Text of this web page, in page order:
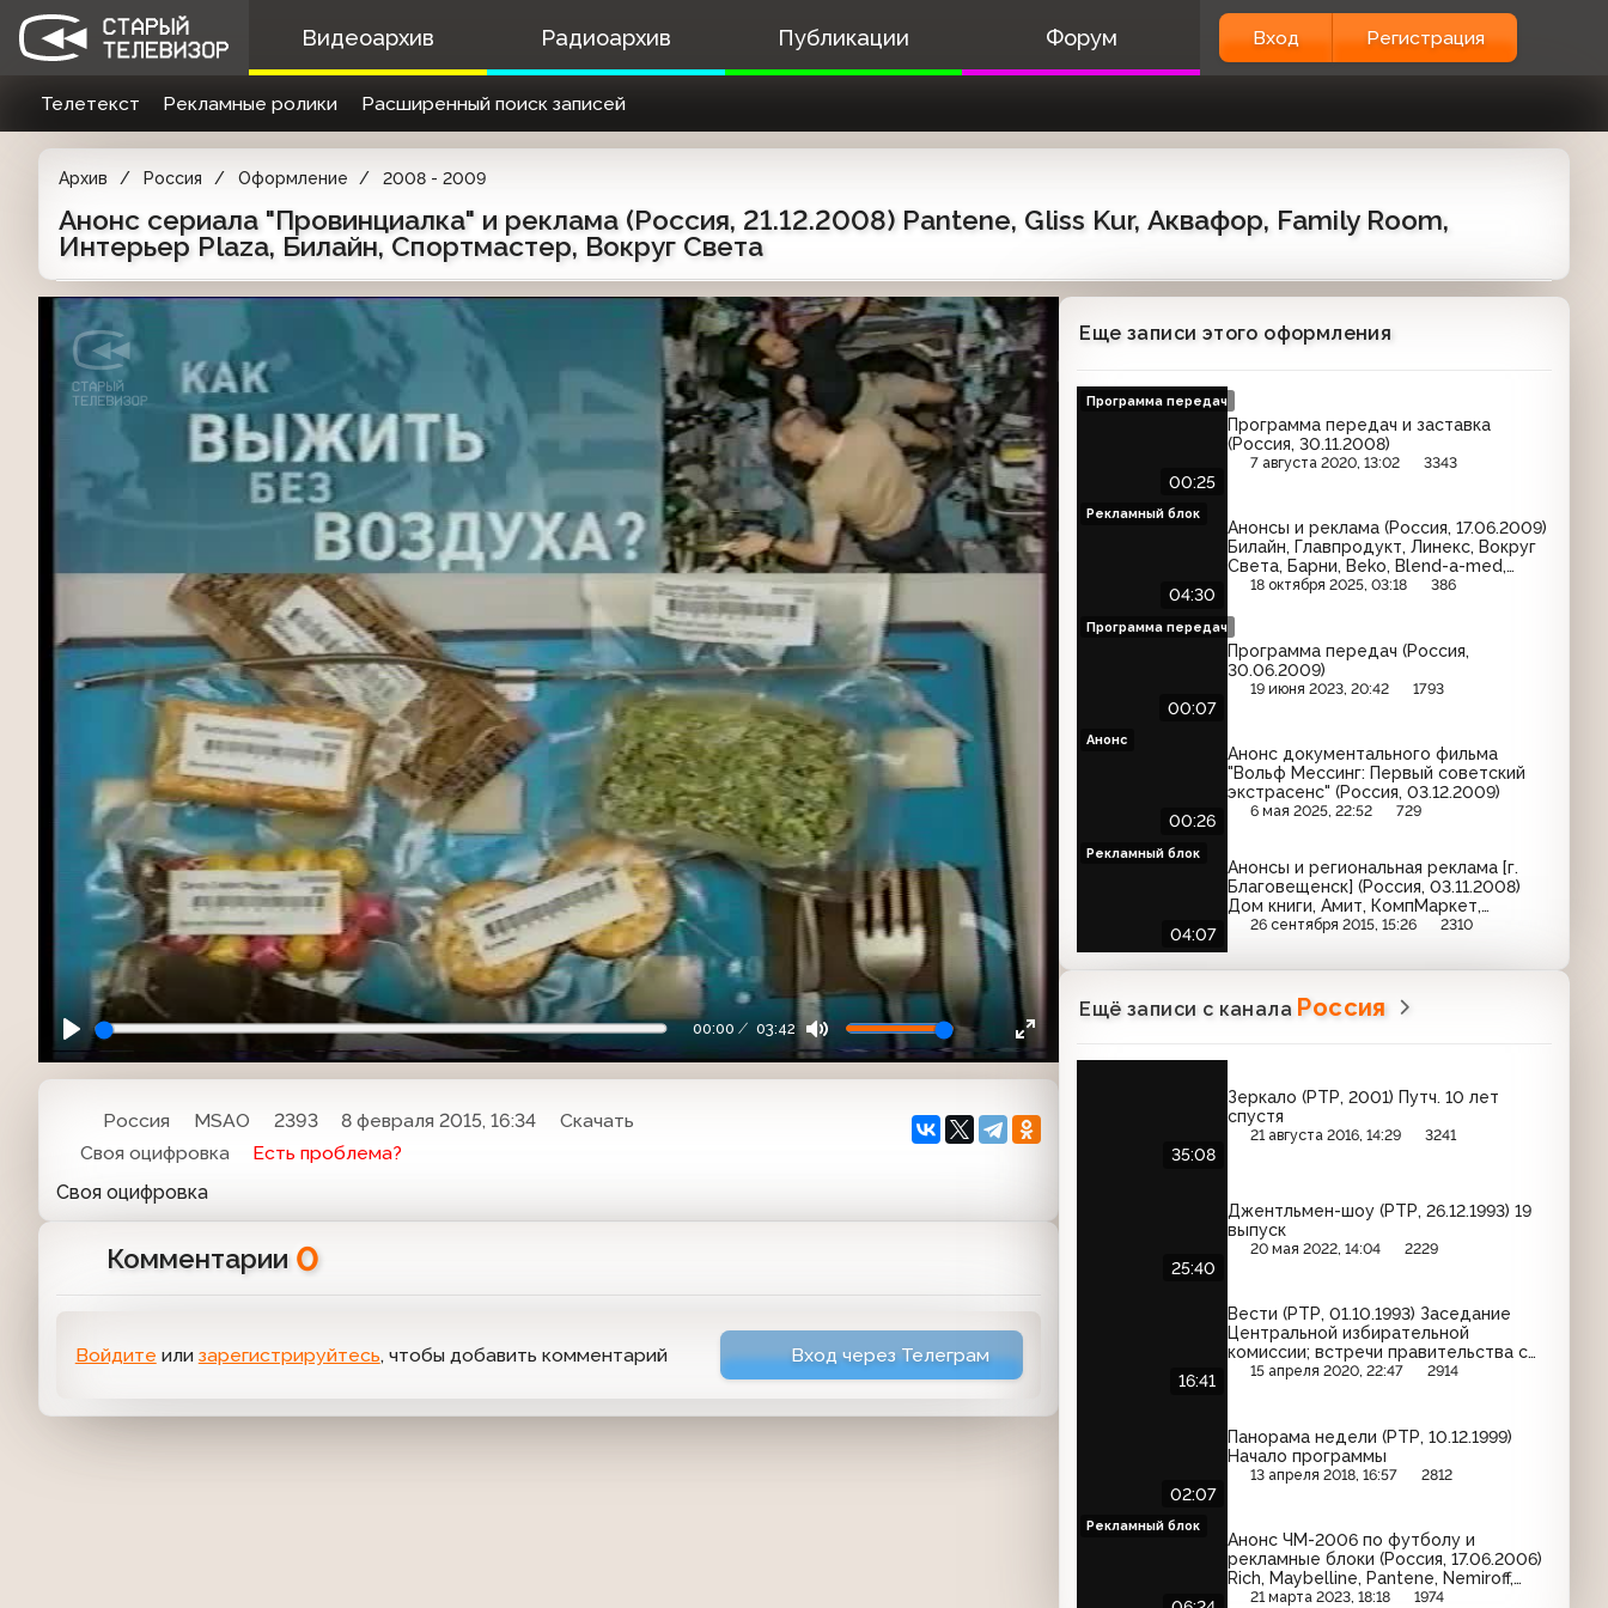
Видеоархив Радиоархив Публикации Форум Вход Регистрация
Телетекст Рекламные ролики Расширенный поиск записей
Архив Россия Оформление 2008 - 2009
Анонс сериала "Провинциалка" и реклама (Россия, 21.12.2008) Pantene, Gliss Kur, Аквафор, Family Room,
Интерьер Plaza, Билайн, Спортмастер, Вокруг Света
00:00 03:42
Россия MSAO 2393 8 февраля 2015, 16:34
Скачать
Своя оцифровка
Есть проблема?
Своя оцифровка
Комментарии 0
Войдите или зарегистрируйтесь, чтобы добавить комментарий Вход через Телеграм
Еще записи этого оформления
00:25
Программа передач и заставка
(Россия, 30.11.2008)
7 августа 2020, 13:02 3343
Программа передач
04:30
Анонсы и реклама (Россия, 17.06.2009)
Билайн, Главпродукт, Линекс, Вокруг
Света, Барни, Beko, Blend-a-med,
Actimel, Гепатромбин, МТС, Золотая
18 октября 2025, 03:18 386
Рекламный блок
00:07
Программа передач (Россия,
30.06.2009)
19 июня 2023, 20:42 1793
Программа передач
00:26
Анонс документального фильма
"Вольф Мессинг: Первый советский
экстрасенс" (Россия, 03.12.2009)
6 мая 2025, 22:52 729
Анонс
04:07
Анонсы и региональная реклама [г.
Благовещенск] (Россия, 03.11.2008)
Дом книги, Амит, КомпМаркет,
Акватория тепла, Восточный
26 сентября 2015, 15:26 2310
Рекламный блок
Ещё записи с канала Россия
35:08
Зеркало (РТР, 2001) Путч. 10 лет
спустя
21 августа 2016, 14:29 3241
25:40
Джентльмен-шоу (РТР, 26.12.1993) 19
выпуск
20 мая 2022, 14:04 2229
16:41
Вести (РТР, 01.10.1993) Заседание
Центральной избирательной
комиссии; встречи правительства с
региональными органами власти;
15 апреля 2020, 22:47 2914
02:07
Панорама недели (РТР, 10.12.1999)
Начало программы
13 апреля 2018, 16:57 2812
Анонс ЧМ-2006 по футболу и
рекламные блоки (Россия, 17.06.2006)
Rich, Maybelline, Pantene, Nemiroff,
Avon, Sunsilk, Indesit, Мегафон,
21 марта 2023, 18:18 1974
Рекламный блок